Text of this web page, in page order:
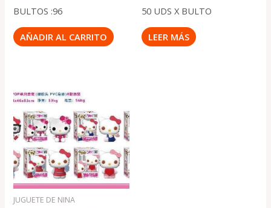
BULTOS :96
AÑADIR AL CARRITO
50 UDS X BULTO
LEER MÁS
JUGUETE DE NINA
original
.
₡2,150
actual
.
₡1,450